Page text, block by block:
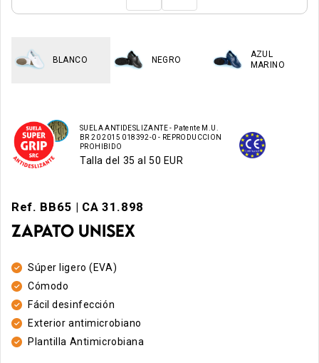
BLANCO NEGRO
AZUL
MARINO
SUELA ANTIDESLIZANTE - Patente M.U.
BR 20 2015 018392-0 - REPRODUCCION
PROHIBIDO
Talla del 35 al 50 EUR
Ref. BB65 | CA 31.898
ZAPATO UNISEX
Súper ligero (EVA)
Cómodo
Fácil desinfección
Exterior antimicrobiano
Plantilla Antimicrobiana